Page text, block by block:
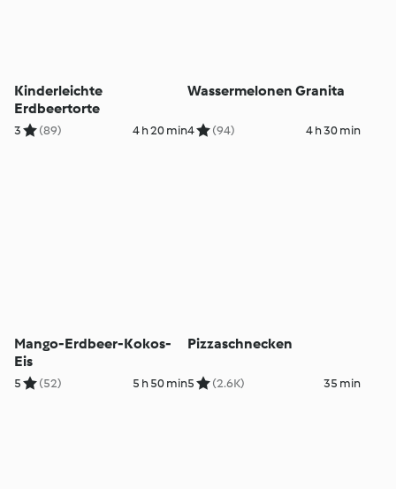
Kinderleichte
Erdbeertorte
3 (89) 4 h 20 min
Wassermelonen Granita
4 (94) 4 h 30 min
Mango-Erdbeer-Kokos-
Eis
5 (52) 5 h 50 min
Pizzaschnecken
5 (2.6K) 35 min